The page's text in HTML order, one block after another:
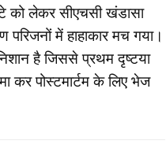
को लेकर सीएचसी खंडासा
में हाहाकार मच गया।
है जिससे प्रथम दृष्टया
कर पोस्टमार्टम के लिए भेज